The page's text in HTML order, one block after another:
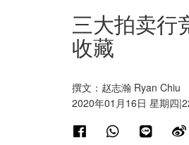
三大拍卖
收藏
撰文：赵志瀚 Ryan Chiu
2020年01月16日 星期四